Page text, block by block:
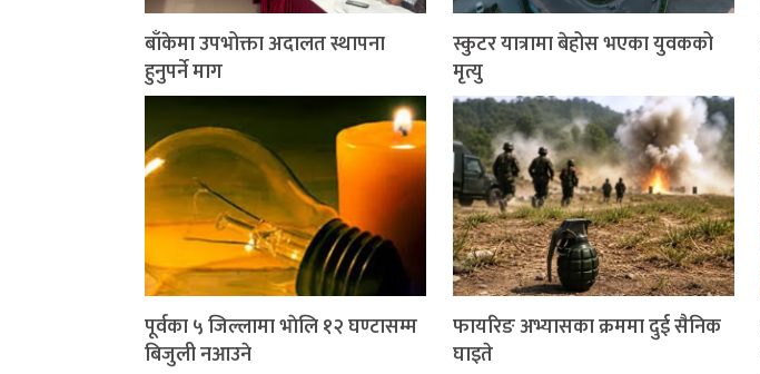
बाँकेमा उपभोक्ता अदालत स्थापना
हुनुपर्ने माग
स्कुटर यात्रामा बेहोस भएका युवकको
मृत्यु
पूर्वका ५ जिल्लामा भाेलि १२ घण्टासम्म
बिजुली नआउने
फायरिङ अभ्यासका क्रममा दुई सैनिक
घाइते